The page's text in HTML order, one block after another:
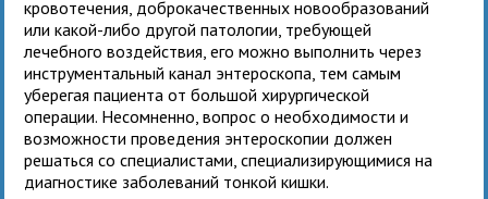
кровотечения, доброкачественных новообразований
или какой-либо другой патологии, требующей
лечебного воздействия, его можно выполнить через
инструментальный канал энтероскопа, тем самым
уберегая пациента от большой хирургической
операции. Несомненно, вопрос о необходимости и
возможности проведения энтероскопии должен
решаться со специалистами, специализирующимися на
диагностике заболеваний тонкой кишки.